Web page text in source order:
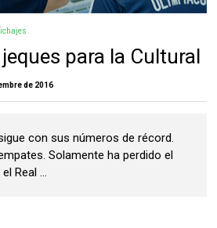
para la Cultural
de 2016
con sus números de récord.
Solamente ha perdido el
Real ...